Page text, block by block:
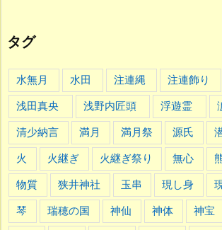
タグ
水無月 水田 注連縄 注連飾り
浅田真央 浅野内匠頭 浮遊霊
清少納言 満月 満月祭 源氏
火 火継ぎ 火継ぎ祭り 無心
物質 狭井神社 玉串 現し身
琴 瑞穂の国 神仙 神体 神宝